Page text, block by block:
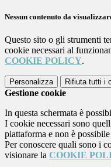
Nessun contenuto da
Questo sito o gli strumenti
cookie necessari al
COOKIE POLICY.
Personalizza Rifiuta tutti i
Gestione cookie
In questa schermata è
I cookie necessari sono
piattaforma e non è
Per conoscere quali sono i
visionare la COOKIE